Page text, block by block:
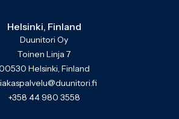
Helsinki, Finland
Duunitori Oy
Toinen Linja 7
Helsinki, Finland
+358 44 980 3558